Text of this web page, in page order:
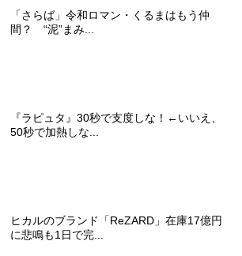
「さらば」令和ロマン・くるまはもう仲
間？ “泥”まみ...
『ラピュタ』30秒で支度しな！←いいえ、
50秒で加熱しな...
ヒカルのブランド「ReZARD」在庫17億円
に悲鳴も1日で完...